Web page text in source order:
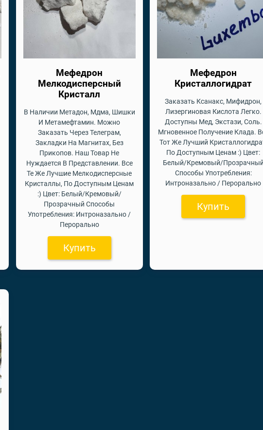
Мефедрон
Мелкодисперсный
Кристалл
В Наличии Метадон, Мдма, Шишки
И Метамефтамин. Можно
Заказать Через Телеграм,
Закладки На Магнитах, Без
Прикопов. Наш Товар Не
Нуждается В Представлении. Все
Те Же Лучшие Мелкодисперсные
Кристаллы, По Доступным Ценам
:) Цвет: Белый/Кремовый/
Прозрачный Способы
Употребления: Интроназально /
Перорально
Купить
Мефедрон
Кристаллогидрат
Заказать Ксанакс, Мифидрон,
Лизергиновая Кислота Легко.
Доступны Мед, Экстази, Соль.
Мгновенное Получение Клада.
Тот Же Лучший
По Доступным Ценам :) Цвет:
Белый/Кремовый/Прозрачный
Способы Употребления:
Интроназально / Перорально
Купить